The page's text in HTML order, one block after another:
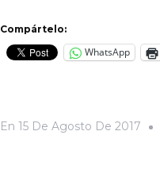
Compártelo:
WhatsApp
En 15 De Agosto De 2017